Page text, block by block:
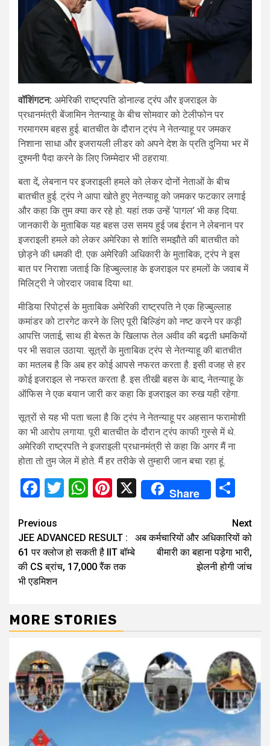
वॉशिंगटन: अमेरिकी राष्ट्रपति डोनाल्ड ट्रंप और इजराइल के
प्रधानमंत्री बेंजामिन नेतन्याहू के बीच सोमवार को टेलीफोन पर
गरमागरम बहस हुई. बातचीत के दौरान ट्रंप ने नेतन्याहू पर जमकर
निशाना साधा और इजरायली लीडर को अपने देश के प्रति दुनिया भर में
दुश्मनी पैदा करने के लिए जिम्मेदार भी ठहराया.
बता दें, लेबनान पर इजराइली हमले को लेकर दोनों नेताओं के बीच
बातचीत हुई. ट्रंप ने आपा खोते हुए नेतन्याहू को जमकर फटकार लगाई
और कहा कि तुम क्या कर रहे हो. यहां तक उन्हें ‘पागल’ भी कह दिया.
जानकारी के मुताबिक यह बहस उस समय हुई जब ईरान ने लेबनान पर
इजराइली हमले को लेकर अमेरिका से शांति समझौते की बातचीत को
छोड़ने की धमकी दी. एक अमेरिकी अधिकारी के मुताबिक, ट्रंप ने इस
बात पर निराशा जताई कि हिज्बुल्लाह के इजराइल पर हमलों के जवाब में
मिलिट्री ने जोरदार जवाब दिया था.
मीडिया रिपोर्ट्स के मुताबिक अमेरिकी राष्ट्रपति ने एक हिज्बुल्लाह
कमांडर को टारगेट करने के लिए पूरी बिल्डिंग को नष्ट करने पर कड़ी
आपत्ति जताई, साथ ही बेरूत के खिलाफ तेल अवीव की बढ़ती धमकियों
पर भी सवाल उठाया. सूत्रों के मुताबिक ट्रंप से नेतन्याहू की बातचीत
का मतलब है कि अब हर कोई आपसे नफरत करता है. इसी वजह से हर
कोई इजराइल से नफरत करता है. इस तीखी बहस के बाद, नेतन्याहू के
ऑफिस ने एक बयान जारी कर कहा कि इजराइल का रुख यही रहेगा.
सूत्रों से यह भी पता चला है कि ट्रंप ने नेतन्याहू पर अहसान फरामोशी
का भी आरोप लगाया. पूरी बातचीत के दौरान ट्रंप काफी गुस्से में थे.
अमेरिकी राष्ट्रपति ने इजराइली प्रधानमंत्री से कहा कि अगर मैं ना
होता तो तुम जेल में होते. मैं हर तरीके से तुम्हारी जान बचा रहा हूं.
Facebook
Twitter
WhatsApp
Pinterest
X Share
Continue
Reading
Previous
JEE ADVANCED RESULT :
61 पर क्लोज हो सकती है IIT बॉम्बे
की CS ब्रांच, 17,000 रैंक तक
भी एडमिशन
Next
अब कर्मचारियों और अधिकारियों को
बीमारी का बहाना पड़ेगा भारी,
झेलनी होगी जांच
MORE STORIES